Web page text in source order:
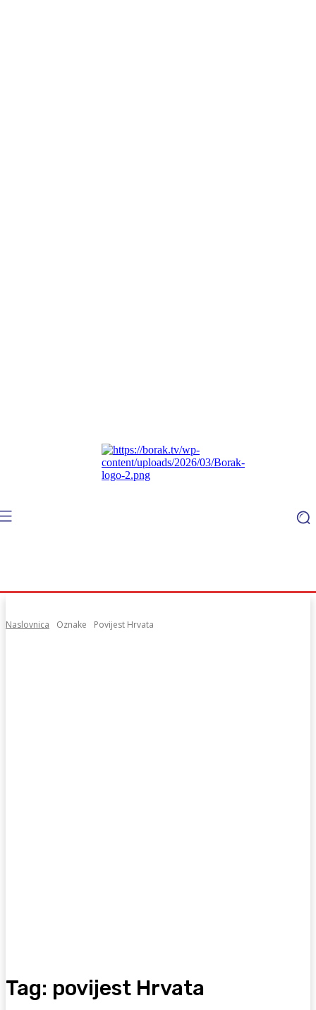
Naslovnica Oznake Povijest Hrvata
Tag: povijest Hrvata